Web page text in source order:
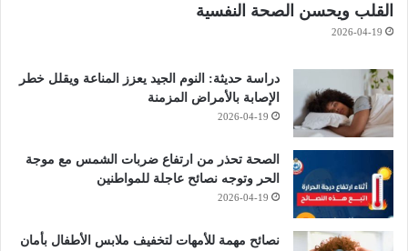
القلب ويحسن الصحة النفسية
2026-04-19
دراسة حديثة: النوم الجيد يعزز المناعة ويقلل خطر
الإصابة بالأمراض المزمنة
2026-04-19
الصحة تحذر من ارتفاع ضربات الشمس مع موجة
الحر وتوجه نصائح عاجلة للمواطنين
2026-04-19
نصائح مهمة للأمهات لتخفيف ملابس الأطفال بأمان